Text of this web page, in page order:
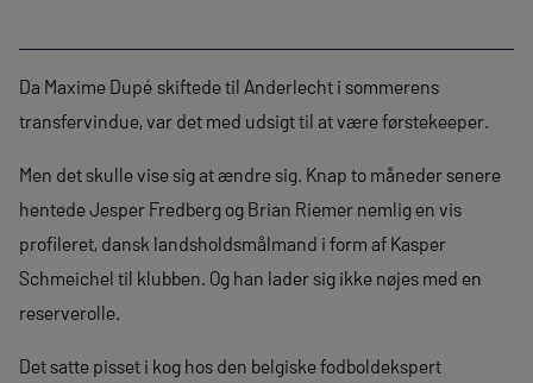
Da Maxime Dupé skiftede til Anderlecht i sommerens
transfervindue, var det med udsigt til at være førstekeeper.
Men det skulle vise sig at ændre sig. Knap to måneder senere
hentede Jesper Fredberg og Brian Riemer nemlig en vis
profileret, dansk landsholdsmålmand i form af Kasper
Schmeichel til klubben. Og han lader sig ikke nøjes med en
reserverolle.
Det satte pisset i kog hos den belgiske fodboldekspert